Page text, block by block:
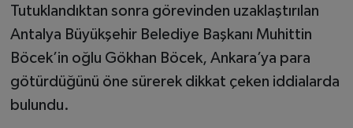
Tutuklandıktan sonra görevinden uzaklaştırılan
Antalya Büyükşehir Belediye Başkanı Muhittin
Böcek’in oğlu Gökhan Böcek, Ankara’ya para
götürdüğünü öne sürerek dikkat çeken iddialarda
bulundu.